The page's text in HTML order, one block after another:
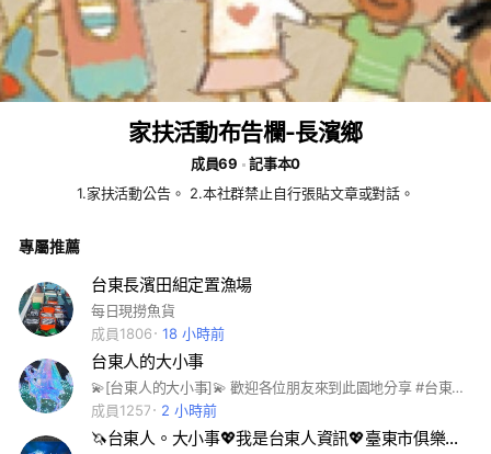
家扶活動布告欄-長濱鄉
成員69
記事本0
1.家扶活動公告。 2.本社群禁止自行張貼文章或對話。
專屬推薦
台東長濱田組定置漁場
每日現撈魚貨
成員1806
18 小時前
台東人的大小事
💫[台東人的大小事]💫 歡迎各位朋友來到此園地分享 #台東的生活大小事 （吃喝玩樂都歡迎），如果有勁爆的話題，也歡迎來此提供及交流！ 我們不怕權貴、某某勢力，希望能讓台東更好，家園更幸福！ 歡迎群友邀請親朋好友加入及友善互動！ 本群版規： *不互道「早安、晚安」。 *不貼問候圖。 *未涉及違法（情色、煽動仇恨、謠言、假消息）以及菸酒賭賭，廣告張貼請附上聯絡方式（行動或Line，盡量用圖片呈現為佳）。 *相同的廣告文，請不要重複洗版 *每人每日2則訊息為限，頻繁張貼無用內容者，版主將移除之。 *社群中，可以提供自己的意見，但請尊重每位群友的發言權，注意禮節，勿以言論做謾罵及攻擊。 *政治類話題，僅張貼相關性的新聞供閱讀新知，然不提供討論，避免爭議。 ***記事本沒有經過管理員的同意，請不要張貼，違者直接刪除。*** ***以上違反n次或情節嚴重者，直接踢出。*** 提醒⏰所有鄉親，只要是早上8:30以前的貼文，一定都是「詐騙文」，只要是「飆股」、討論股票賺錢.. 討論減肥、討論健康、討論行銷.. 全部是詐騙貼文 大家不要貿然登入 一定會上當受騙
成員1257
2 小時前
🦄台東人。大小事💖我是台東人資訊💖臺東市俱樂部夥伴聯盟成功關山避難卑南大武太麻里東河長濱池上綠島蘭嶼